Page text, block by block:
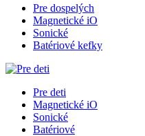
Pre dospelých
Magnetické iO
Sonické
Batériové kefky
Pre deti
Magnetické iO
Sonické
Batériové